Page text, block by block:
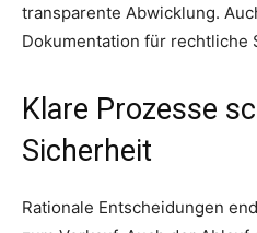
transparente Abwicklung.
Dokumentation für rechtliche
Klare Prozesse
Sicherheit
Rationale Entscheidungen